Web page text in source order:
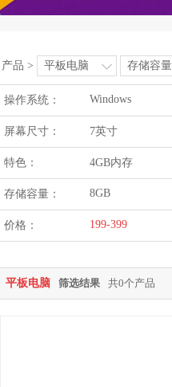
产品 > 平板电脑 存储容量
操作系统： Windows
屏幕尺寸： 7英寸
特色： 4GB内存
存储容量： 8GB
价格： 199-399
平板电脑 筛选结果 共0个产品